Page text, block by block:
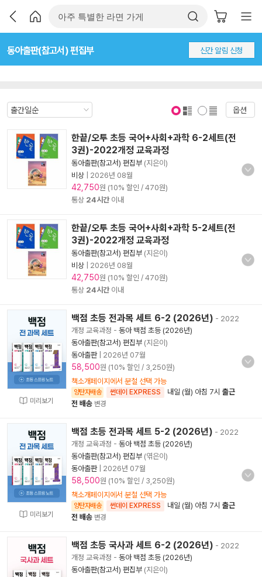
동아출판(참고서) 편집부 신간 알림 신청
옵션
한끝/오투 초등 국어+사회+과학 6-2세트(전
3권)-2022개정 교육과정
동아출판(참고서) 편집부 (지은이)
비상
2026년 08월
42,750원 (10% 할인 / 470원)
통상 24시간이내
한끝/오투 초등 국어+사회+과학 5-2세트(전
3권)-2022개정 교육과정
동아출판(참고서) 편집부 (지은이)
비상
2026년 08월
42,750원 (10% 할인 / 470원)
통상 24시간이내
미리보기
백점 초등 전과목 세트 6-2 (2026년) - 2022
개정 교육과정 - 동아 백점 초등 (2026년)
동아출판(참고서) 편집부 (지은이)
동아출판| 2026년 07월
58,500원 (10% 할인 / 3,250원)
책소개페이지에서 분철 선택 가능
양탄자배송 썬데이 EXPRESS 내일 (월) 아침 7시 출근
전 배송 변경
미리보기
백점 초등 전과목 세트 5-2 (2026년) - 2022
개정 교육과정 - 동아 백점 초등 (2026년)
동아출판(참고서) 편집부 (엮은이)
동아출판| 2026년 07월
58,500원 (10% 할인 / 3,250원)
책소개페이지에서 분철 선택 가능
양탄자배송 썬데이 EXPRESS 내일 (월) 아침 7시 출근
전 배송 변경
백점 초등 국사과 세트 6-2 (2026년) - 2022
개정 교육과정 - 동아 백점 초등 (2026년)
동아출판(참고서) 편집부 (지은이)